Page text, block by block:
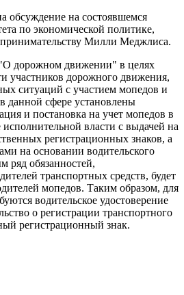
обсуждение на состоявшемся
по экономической политике,
Милли Меджлиса.
дорожном движении" в целях
участников дорожного движения,
ситуаций с участием мопедов и
данной сфере установлены
и постановка на учет мопедов в
власти с выдачей на
регистрационных знаков, а
на основании водительского
ряд обязанностей,
транспортных средств, будет
мопедов. Таким образом, для
водительское удостоверение
о регистрации транспортного
регистрационный знак.